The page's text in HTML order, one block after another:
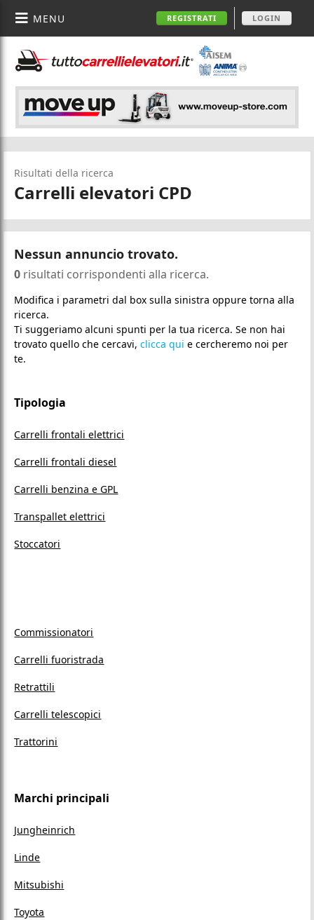
REGISTRATI LOGIN
MENU
Risultati della ricerca
Carrelli elevatori CPD
Nessun annuncio trovato.
0 risultati corrispondenti alla ricerca.
Modifica i parametri dal box sulla sinistra oppure torna alla
ricerca.
Ti suggeriamo alcuni spunti per la tua ricerca. Se non hai
trovato quello che cercavi,clicca qui e cercheremo noi per
te.
Tipologia
Carrelli frontali elettrici
Carrelli frontali diesel
Carrelli benzina e GPL
Transpallet elettrici
Stoccatori
Commissionatori
Carrelli fuoristrada
Retrattili
Carrelli telescopici
Trattorini
Marchi principali
Jungheinrich
Linde
Mitsubishi
Toyota